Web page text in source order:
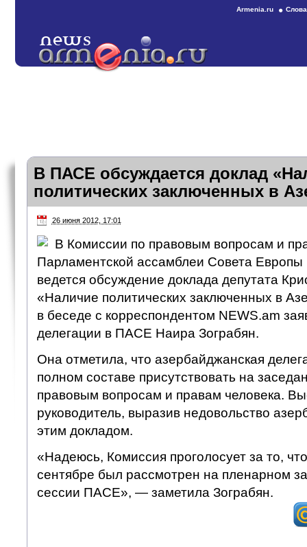
Armenia.ru
В ПАСЕ обсуждается доклад
политических заключенных в
26 июня 2012, 17:01
В Комиссии по правовым вопросам и
Парламентской ассамблеи Совета
ведется обсуждение доклада депутата
«Наличие политических заключенных в
в беседе с корреспондентом NEWS.am
делегации в ПАСЕ Наира Зограбян.
Она отметила, что азербайджанская
полном составе присутствовать на
правовым вопросам и правам человека.
руководитель, выразив недовольство
этим докладом.
«Надеюсь, Комиссия проголосует за то,
сентябре был рассмотрен на пленарном
сессии ПАСЕ», — заметила Зограбян.